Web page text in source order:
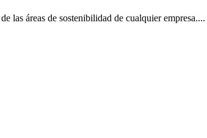
las áreas de sostenibilidad de cualquier empresa....